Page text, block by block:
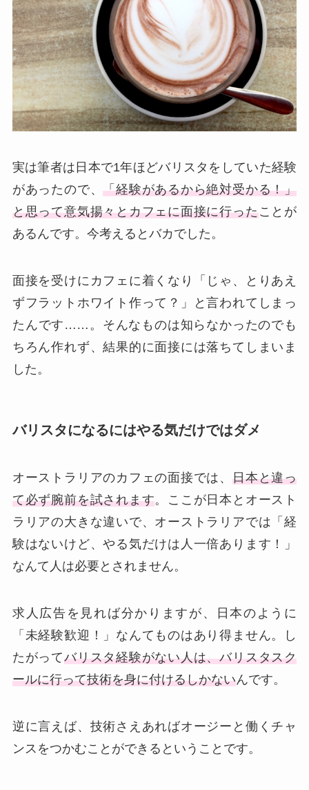
実は筆者は日本で1年ほどバリスタをしていた経験
があったので、「経験があるから絶対受かる！」
と思って意気揚々とカフェに面接に行ったことが
あるんです。今考えるとバカでした。
面接を受けにカフェに着くなり「じゃ、とりあえ
ずフラットホワイト作って？」と言われてしまっ
たんです……。そんなものは知らなかったのでも
ちろん作れず、結果的に面接には落ちてしまいま
した。
バリスタになるにはやる気だけではダメ
オーストラリアのカフェの面接では、日本と違っ
て必ず腕前を試されます。ここが日本とオースト
ラリアの大きな違いで、オーストラリアでは「経
験はないけど、やる気だけは人一倍あります！」
なんて人は必要とされません。
求人広告を見れば分かりますが、日本のように
「未経験歓迎！」なんてものはあり得ません。し
たがってバリスタ経験がない人は、バリスタスク
ールに行って技術を身に付けるしかないんです。
逆に言えば、技術さえあればオージーと働くチャ
ンスをつかむことができるということです。